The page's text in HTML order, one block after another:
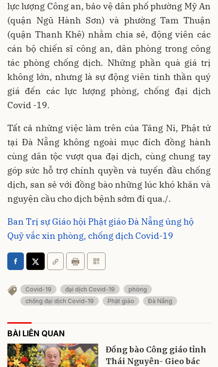
lực lượng Công an, bảo vệ dân phố phường Mỹ An
(quận Ngũ Hành Sơn) và phường Tam Thuận
(quận Thanh Khê) nhằm chia sẻ, động viên các
cán bộ chiến sĩ công an, dân phòng trong công
tác phòng chống dịch. Những phần quà giá trị
không lớn, nhưng là sự động viên tinh thần quý
giá đến các lực lượng phòng, chống đại dịch
Covid -19.
Tất cả những việc làm trên của Tăng Ni, Phật tử
tại Đà Nẵng không ngoài mục đích đồng hành
cùng dân tộc vượt qua đại dịch, cùng chung tay
góp sức hỗ trợ chính quyền và tuyến đầu chống
dịch, san sẻ với đồng bào những lúc khó khăn và
nguyện cầu cho dịch bệnh sớm đi qua./.
Ban Trị sự Giáo hội Phật giáo Đà Nẵng ủng hộ
Quỹ vắc xin phòng, chống dịch Covid-19
Covid-19 đại dịch Covid-19
phòng
chống đại dịch Covid-19
Phật giáo Đà Nẵng
BÀI LIÊN QUAN
Đồng bào Công giáo tỉnh
Thái Nguyên- Gieo bác